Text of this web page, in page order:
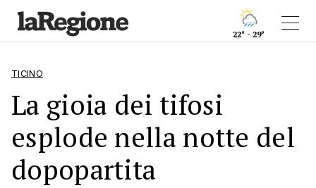
22° - 29°
TICINO
La gioia dei tifosi
esplode nella notte del
dopopartita